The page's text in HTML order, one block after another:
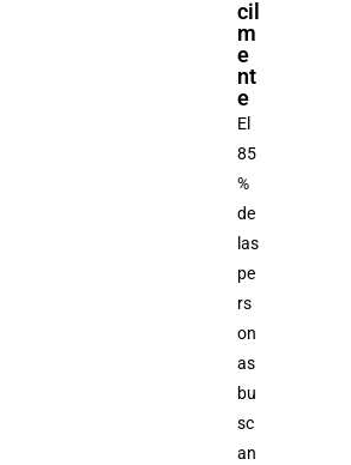
cil
m
e
nt
e
El
85
%
de
las
pe
rs
on
as
bu
sc
an